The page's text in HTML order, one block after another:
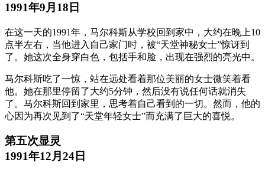
1991年9月18日
在这一天的1991年，马尔科斯从学校回到家中，大约在晚上10
点半左右，当他进入自己家门时，被“天堂神秘女士”惊讶到
了。她这次全身穿白色，包括手和脸，出现在强烈的亮光中。
马尔科斯吃了一惊，站在远处看着那位美丽的女士微笑着看
他。她在那里停留了大约5分钟，然后没有说任何话就消失
了。马尔科斯回到家里，思考着自己看到的一切。然而，他的
心因为再次见到了“天堂年轻女士”而充满了巨大的喜悦。
第五次显灵
1991年12月24日